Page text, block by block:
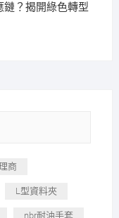
？揭開綠色轉型
商
L型資料夾
nbr耐油手套